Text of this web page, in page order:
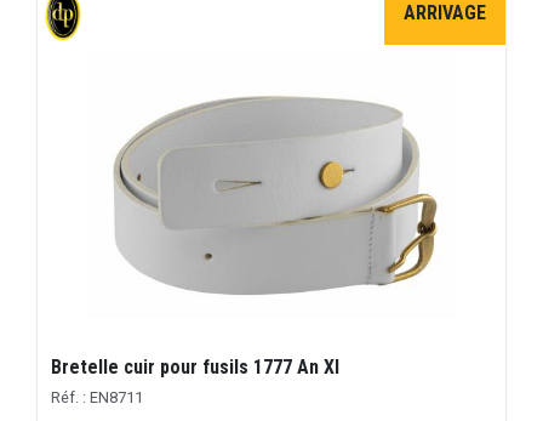
ARRIVAGE
Bretelle cuir pour fusils 1777 An XI
Réf. : EN8711